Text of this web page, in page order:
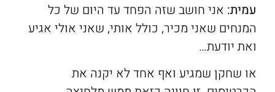
עמית: אני חושב שזה הפחד עד היום של כל
המנחים שאני מכיר, כולל אותי, שאני אולי אגיע
ואת יודעת…
או שחקן שמגיע ואף אחד לא יקנה את